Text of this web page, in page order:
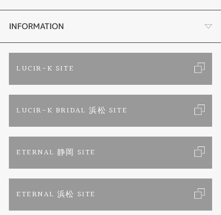
セットリング
エタニティリング
婚約ネックレス
ブランドリスト
トピックス
リフォーム
店舗情報・会社概要
お問い合わせ
INFORMATION
特定商取引に関する表記
LUCIR-K SITE
LUCIR-K BRIDAL 浜松 SITE
ETERNAL 静岡 SITE
ETERNAL 浜松 SITE